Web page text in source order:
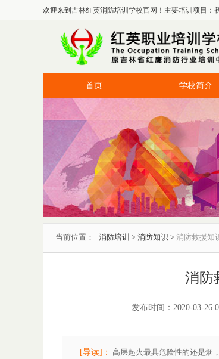
欢迎来到吉林红英消防培训学校官网！主要培训项目：
首页 学校简介
当前位置： 消防培训 > 消防知识 > 消防救援知
消防
发布时间：2020-03-26
[导读]： 高层起火最具危险性的还是烟